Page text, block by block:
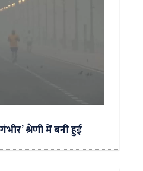
श्रेणी में बनी हुई